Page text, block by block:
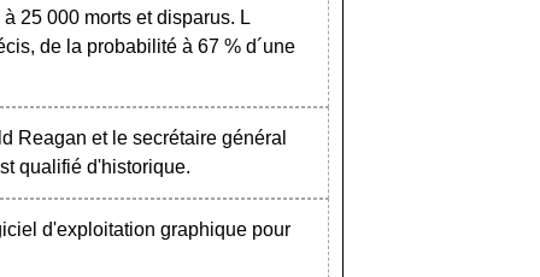
25 000 morts et disparus. L
de la probabilité à 67 % d´une
Reagan et le secrétaire général
qualifié d'historique.
d'exploitation graphique pour